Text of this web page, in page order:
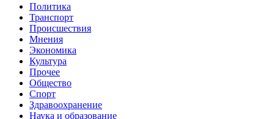
Политика
Транспорт
Происшествия
Мнения
Экономика
Культура
Прочее
Общество
Спорт
Здравоохранение
Наука и образование